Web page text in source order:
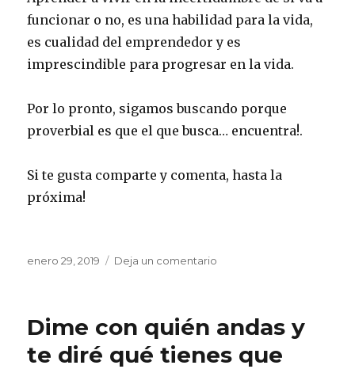
funcionar o no, es una habilidad para la vida,
es cualidad del emprendedor y es
imprescindible para progresar en la vida.
Por lo pronto, sigamos buscando porque
proverbial es que el que busca… encuentra!.
Si te gusta comparte y comenta, hasta la
próxima!
Publicado
enero 29, 2019 Deja un comentario
un
sin
Dime con quién andas y
te diré qué tienes que